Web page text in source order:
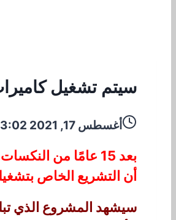
سيتم تشغيل
أغسطس 17, 2021 3:02 م
بعد 15 عامًا من
أن التشريع الخاص